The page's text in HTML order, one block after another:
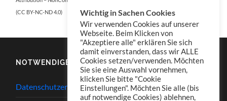
(CC BY-NC-ND 4.0)
NOTWENDIGES
Datenschutzerklärung
Wichtig in Sachen Cookies
Wir verwenden Cookies auf unserer
Webseite. Beim Klicken von
"Akzeptiere alle" erklären Sie sich
damit einverstanden, dass wir ALLE
Cookies setzen/verwenden. Möchten
Sie sie eine Auswahl vornehmen,
klicken Sie bitte "Cookie
Einstellungen". Möchten Sie alle (bis
auf notwendige Cookies) ablehnen,